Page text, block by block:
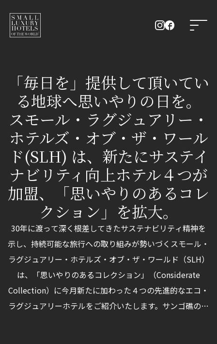
「毎日を」提供して頂いてい
る地球へ思いやりの日を。
スモール・ラグジュアリー・
ホテルズ・オブ・ザ・ワール
ド(SLH) は、新たにサステイ
ナビリティ向上ホテル４つが
加盟、「思いやりのあるコレ
クション」を拡大。
30年に渡って深く根差してきたサステナビリティ精神を
示し、持続可能な旅行への取り組みが勢いづくスモール・
ラグジュアリー・ホテルズ・オブ・ザ・ワールド（SLH）
は、「思いやりのあるコレクション」（Considerate
Collection）に今月新たに加わった４つの先進的なエコ・
ラグジュアリーホテルをご紹介いたします。サンゴ礁の繁